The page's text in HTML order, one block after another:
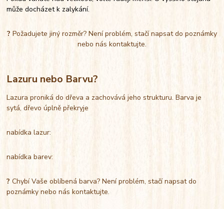
může docházet k zalykání.
? Požadujete jiný rozměr? Není problém, stačí napsat do poznámky
nebo nás kontaktujte.
Lazuru nebo Barvu?
Lazura proniká do dřeva a zachovává jeho strukturu. Barva je
sytá, dřevo úplně překryje
nabídka lazur:
nabídka barev:
?Chybí Vaše oblíbená barva? Není problém, stačí napsat do
poznámky nebo nás kontaktujte.